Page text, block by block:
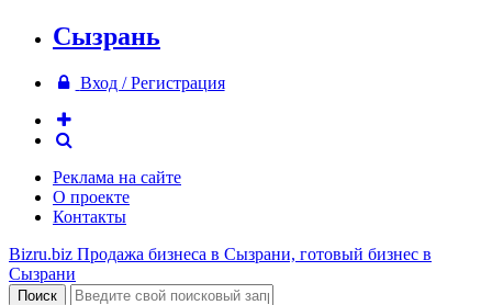
Сызрань
Вход / Регистрация
Реклама на сайте
О проекте
Контакты
Bizru.biz Продажа бизнеса в Сызрани, готовый бизнес в
Сызрани